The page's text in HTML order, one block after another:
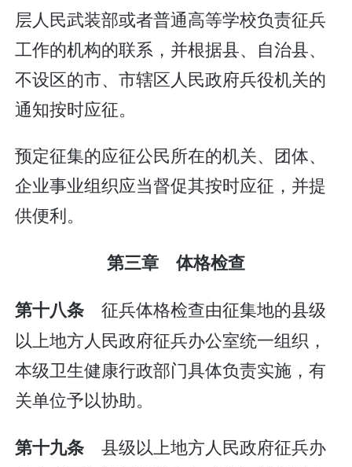
层人民武装部或者普通高等学校负责征兵
工作的机构的联系，并根据县、自治县、
不设区的市、市辖区人民政府兵役机关的
通知按时应征。
预定征集的应征公民所在的机关、团体、
企业事业组织应当督促其按时应征，并提
供便利。
第三章 体格检查
第十八条 征兵体格检查由征集地的县级
以上地方人民政府征兵办公室统一组织，
本级卫生健康行政部门具体负责实施，有
关单位予以协助。
第十九条 县级以上地方人民政府征兵办